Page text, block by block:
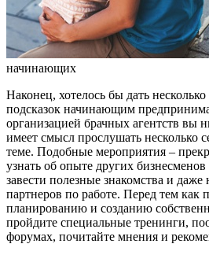
начинающих
Наконец, хотелось бы дать
подсказок начинающим
организацией брачных агентств вы
имеет смысл прослушать несколько
теме. Подобные мероприятия –
узнать об опыте других
завести полезные знакомства и
партнеров по работе. Перед тем как
планированию и созданию
пройдите специальные тренинги,
форумах, почитайте мнения и